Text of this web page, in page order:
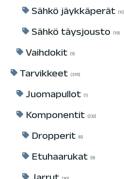
Sähkö jäykkäperät 10
Sähkö täysjousto 19
Vaihdokit 5
Tarvikkeet 335
Juomapullot 1
Komponentit 232
Dropperit 6
Etuhaarukat 9